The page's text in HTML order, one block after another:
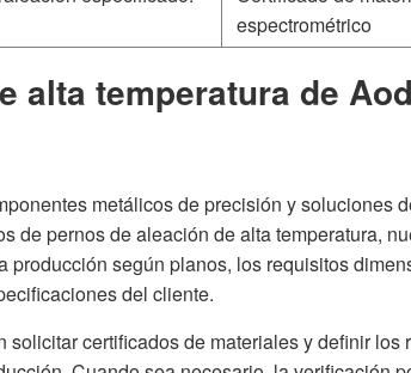
espectrométrico
alta temperatura de
metálicos de precisión y soluciones
de pernos de aleación de alta temperatura,
según planos, los requisitos
del cliente.
certificados de materiales y definir los